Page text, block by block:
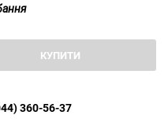
КУПИТИ
360-56-37